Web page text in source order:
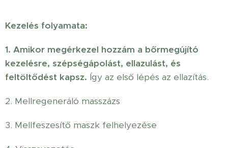
Kezelés folyamata:
1. Amikor megérkezel hozzám a bőrmegújító
kezelésre, szépségápolást, ellazulást, és
feltöltődést kapsz. Így az első lépés az ellazítás.
2. Mellregeneráló masszázs
3. Mellfeszesítő maszk felhelyezése